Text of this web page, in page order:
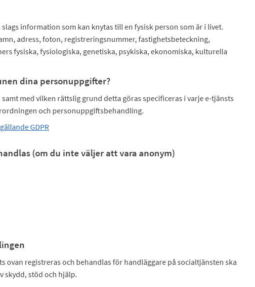
information som kan knytas till en fysisk person som är i livet.
adress, foton, registreringsnummer, fastighetsbeteckning,
fysiska, fysiologiska, genetiska, psykiska, ekonomiska, kulturella
dina personuppgifter?
med vilken rättslig grund detta göras specificeras i varje e-tjänsts
och personuppgiftsbehandling.
GDPR
(om du inte väljer att vara anonym)
ovan registreras och behandlas för handläggare på socialtjänsten ska
skydd, stöd och hjälp.